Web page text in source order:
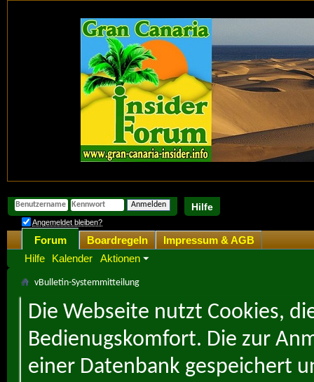
Hilfe
Angemeldet bleiben?
Forum
Hilfe
Kalender Aktionen
Boardregeln Impressum & AGB
vBulletin-Systemmitteilung
Die Webseite nutzt Cookies,
Bedienugskomfort. Die zur
einer Datenbank gespeichert